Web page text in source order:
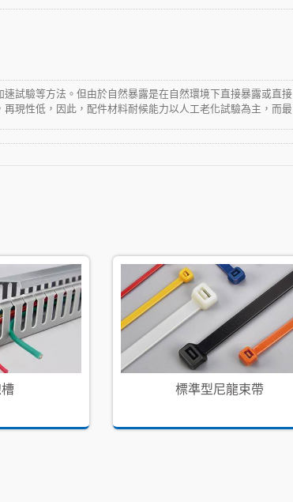
試驗等方法。但由於自然暴露是在自然環境下直接暴露或直接
現性低，因此，配件材料耐候能力以人工老化試驗為主，而最
標準型尼龍束帶